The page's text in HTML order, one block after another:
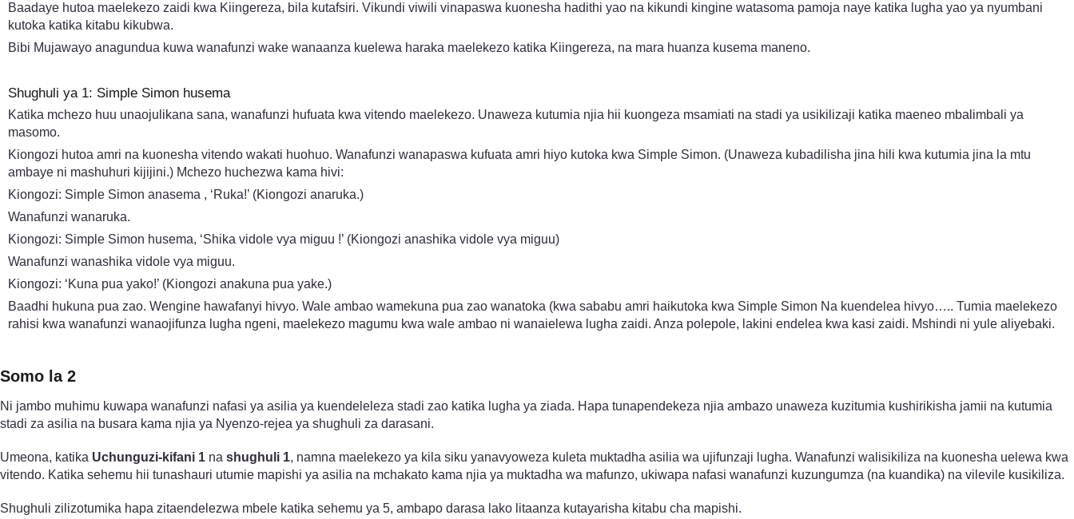
Baadaye hutoa maelekezo zaidi kwa Kiingereza, bila kutafsiri. Vikundi viwili vinapaswa kuonesha hadithi yao na kikundi kingine watasoma pamoja naye katika lugha yao ya nyumbani
kutoka katika kitabu kikubwa.
Bibi Mujawayo anagundua kuwa wanafunzi wake wanaanza kuelewa haraka maelekezo katika Kiingereza, na mara huanza kusema maneno.
Shughuli ya 1: Simple Simon husema
Katika mchezo huu unaojulikana sana, wanafunzi hufuata kwa vitendo maelekezo. Unaweza kutumia njia hii kuongeza msamiati na stadi ya usikilizaji katika maeneo mbalimbali ya
masomo.
Kiongozi hutoa amri na kuonesha vitendo wakati huohuo. Wanafunzi wanapaswa kufuata amri hiyo kutoka kwa Simple Simon. (Unaweza kubadilisha jina hili kwa kutumia jina la mtu
ambaye ni mashuhuri kijijini.) Mchezo huchezwa kama hivi:
Kiongozi: Simple Simon anasema , ‘Ruka!’ (Kiongozi anaruka.)
Wanafunzi wanaruka.
Kiongozi: Simple Simon husema, ‘Shika vidole vya miguu !’ (Kiongozi anashika vidole vya miguu)
Wanafunzi wanashika vidole vya miguu.
Kiongozi: ‘Kuna pua yako!’ (Kiongozi anakuna pua yake.)
Baadhi hukuna pua zao. Wengine hawafanyi hivyo. Wale ambao wamekuna pua zao wanatoka (kwa sababu amri haikutoka kwa Simple Simon Na kuendelea hivyo….. Tumia maelekezo
rahisi kwa wanafunzi wanaojifunza lugha ngeni, maelekezo magumu kwa wale ambao ni wanaielewa lugha zaidi. Anza polepole, lakini endelea kwa kasi zaidi. Mshindi ni yule aliyebaki.
Somo la 2
Ni jambo muhimu kuwapa wanafunzi nafasi ya asilia ya kuendeleleza stadi zao katika lugha ya ziada. Hapa tunapendekeza njia ambazo unaweza kuzitumia kushirikisha jamii na kutumia
stadi za asilia na busara kama njia ya Nyenzo-rejea ya shughuli za darasani.
Umeona, katika Uchunguzi-kifani 1 na shughuli 1, namna maelekezo ya kila siku yanavyoweza kuleta muktadha asilia wa ujifunzaji lugha. Wanafunzi walisikiliza na kuonesha uelewa kwa
vitendo. Katika sehemu hii tunashauri utumie mapishi ya asilia na mchakato kama njia ya muktadha wa mafunzo, ukiwapa nafasi wanafunzi kuzungumza (na kuandika) na vilevile kusikiliza.
Shughuli zilizotumika hapa zitaendelezwa mbele katika sehemu ya 5, ambapo darasa lako litaanza kutayarisha kitabu cha mapishi.